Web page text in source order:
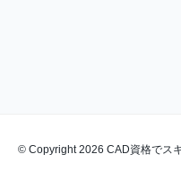
© Copyright 2026 CAD資格でス